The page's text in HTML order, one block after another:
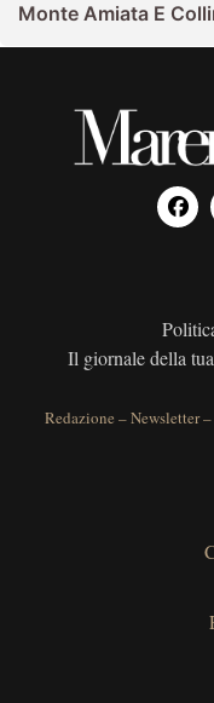
Monte Amiata E
Il giornale della
Redazione –Newsletter–